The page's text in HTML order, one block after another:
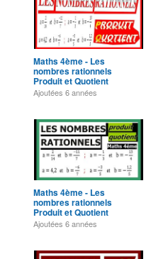
Maths 4ème - Les
nombres rationnels
Produit et Quotient
Exercice 11
Ajoutées 6 années
Maths 4ème - Les
nombres rationnels
Produit et Quotient
Exercice 16
Ajoutées 6 années